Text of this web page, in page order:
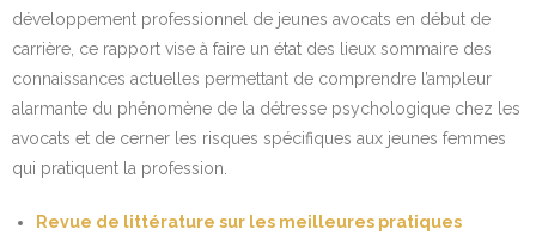
développement professionnel de jeunes avocats en début de
carrière, ce rapport vise à faire un état des lieux sommaire des
connaissances actuelles permettant de comprendre l’ampleur
alarmante du phénomène de la détresse psychologique chez les
avocats et de cerner les risques spécifiques aux jeunes femmes
qui pratiquent la profession.
Revue de littérature sur les meilleures pratiques